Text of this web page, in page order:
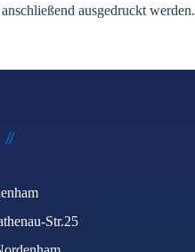
ausgedruckt werden.
Str.25